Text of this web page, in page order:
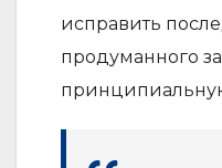
исправить
продуманного